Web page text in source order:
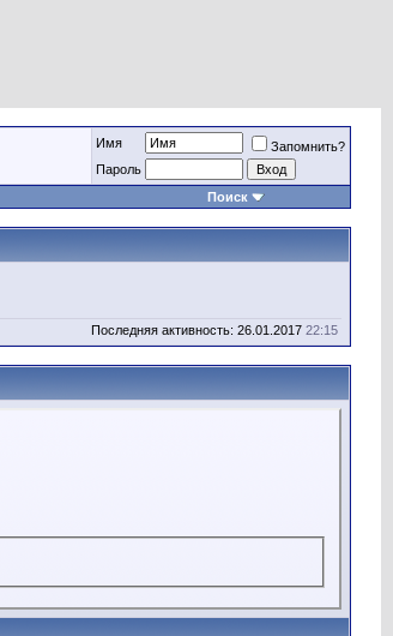
Имя
Запомнить?
Пароль
Поиск
Последняя активность: 26.01.2017 22:15